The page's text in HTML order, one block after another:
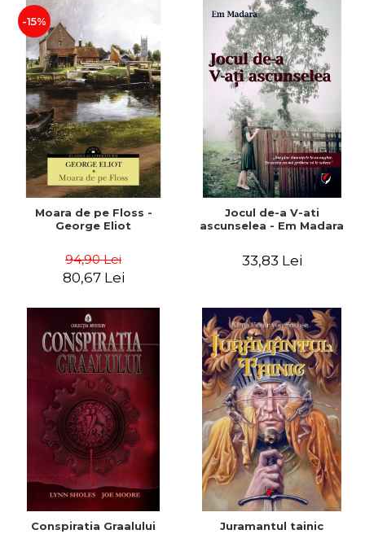
-15%
Moara de pe Floss -
George Eliot
94,90 Lei
80,67 Lei
Jocul de-a V-ati
ascunselea - Em Madara
33,83 Lei
Conspiratia Graalului Juramantul tainic